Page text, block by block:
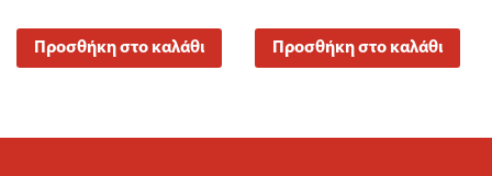
Προσθήκη στο καλάθι Προσθήκη στο καλάθι